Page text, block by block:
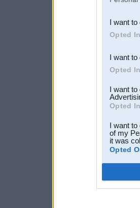
third
I want to
Opted In
I want to
Opted In
I want to
Opted In
I want to
of my
it was
Opted